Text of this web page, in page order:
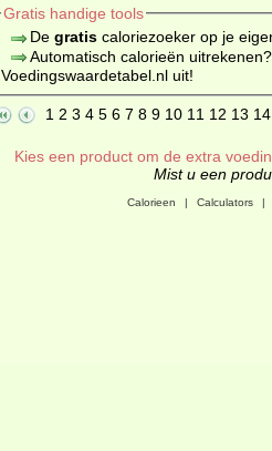
Gratis handige tools
De gratiscaloriezoeker op je
Automatisch calorieën
Voedingswaardetabel.nl uit!
1 2 3 4 5 6 7 8 9 10 11 12 13 14
Kies een product om de extra
Mist u een
Calorieen | Calculators |